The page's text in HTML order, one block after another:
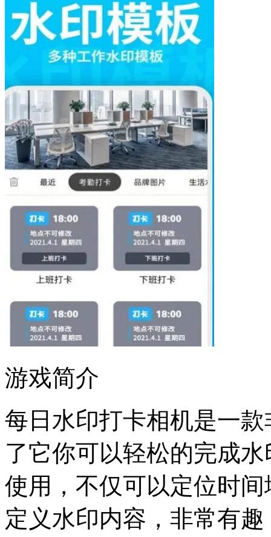
游戏简介
每日水印打卡相机是一
了它你可以轻松的完成
使用，不仅可以定位时
定义水印内容，非常有